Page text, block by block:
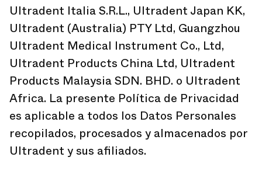
Ultradent Italia S.R.L., Ultradent Japan KK,
Ultradent (Australia) PTY Ltd, Guangzhou
Ultradent Medical Instrument Co., Ltd,
Ultradent Products China Ltd, Ultradent
Products Malaysia SDN. BHD. o Ultradent
Africa. La presente Política de Privacidad
es aplicable a todos los Datos Personales
recopilados, procesados y almacenados por
Ultradent y sus afiliados.